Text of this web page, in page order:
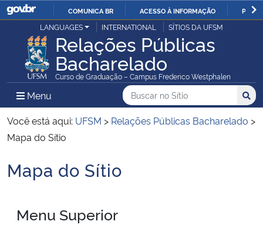
IR
PARA
O
CONTEÚDO
COMUNICA BR ACESSO À INFORMAÇÃO
Ministério da Justiça e Segurança Pública
Ministério da Defesa
Ministério das Relações Exteriores
Ministério da Infraestrutura
Ministério da Agricultura, Pecuária e Abastecimento
LANGUAGES INTERNATIONAL SÍTIOS DA UFSM
Relações Públicas
Bacharelado
Curso de Graduação – Campus Frederico Westphalen
Menu Menu Principal do Sítio
Busca
Buscar no no Sítio
Busca:
Você está aqui: UFSM > Relações Públicas Bacharelado >
Mapa do Sítio
Início do conteúdo
Mapa do Sítio
Menu Superior